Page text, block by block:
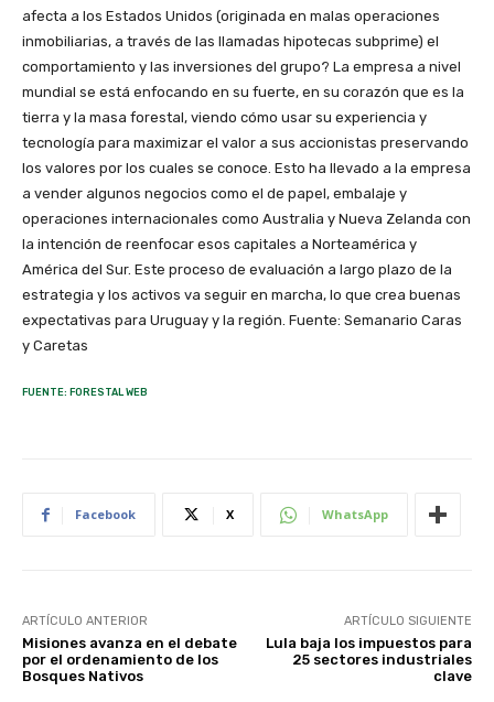
afecta a los Estados Unidos (originada en malas operaciones
inmobiliarias, a través de las llamadas hipotecas subprime) el
comportamiento y las inversiones del grupo? La empresa a nivel
mundial se está enfocando en su fuerte, en su corazón que es la
tierra y la masa forestal, viendo cómo usar su experiencia y
tecnología para maximizar el valor a sus accionistas preservando
los valores por los cuales se conoce. Esto ha llevado a la empresa
a vender algunos negocios como el de papel, embalaje y
operaciones internacionales como Australia y Nueva Zelanda con
la intención de reenfocar esos capitales a Norteamérica y
América del Sur. Este proceso de evaluación a largo plazo de la
estrategia y los activos va seguir en marcha, lo que crea buenas
expectativas para Uruguay y la región. Fuente: Semanario Caras
y Caretas
FUENTE: FORESTAL WEB
Facebook X WhatsApp
ARTÍCULO ANTERIOR
Misiones avanza en el debate
por el ordenamiento de los
Bosques Nativos
ARTÍCULO SIGUIENTE
Lula baja los impuestos para
25 sectores industriales
clave